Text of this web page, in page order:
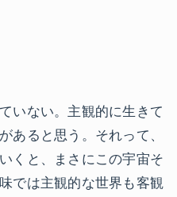
いない。主観的に生きて
あると思う。それって、
くと、まさにこの宇宙そ
では主観的な世界も客観